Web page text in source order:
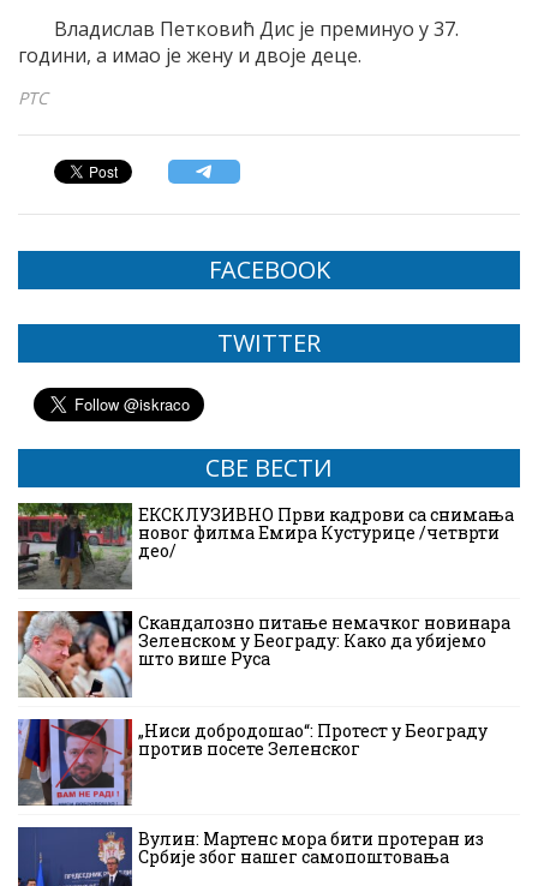
Владислав Петковић Дис је преминуо у 37.
години, а имао је жену и двоје деце.
РТС
FACEBOOK
TWITTER
СВЕ ВЕСТИ
ЕКСКЛУЗИВНО Први кадрови са снимања
новог филма Емира Кустурице /четврти
део/
Скандалозно питање немачког новинара
Зеленском у Београду: Како да убијемо
што више Руса
„Ниси добродошао“: Протест у Београду
против посете Зеленског
Вулин: Мартенс мора бити протеран из
Србије због нашег самопоштовања